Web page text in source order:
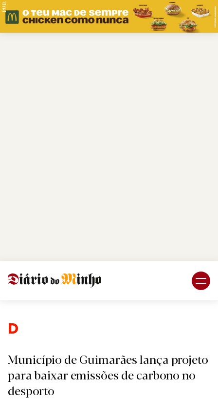
PUB.
Desporto
Município de Guimarães lança projeto
para baixar emissões de carbono no
desporto